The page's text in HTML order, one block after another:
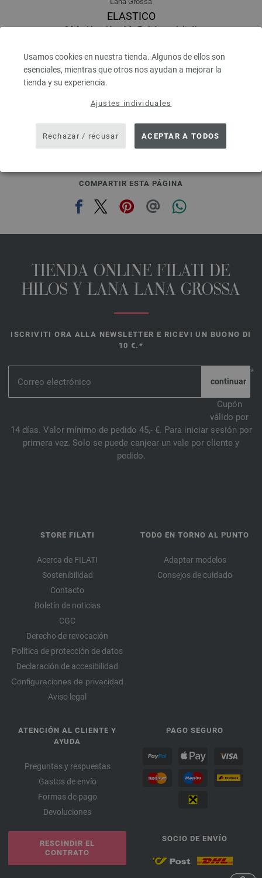
Usamos cookies en nuestra tienda. Algunos de ellos son
esenciales, mientras que otros nos ayudan a mejorar la
tienda y su experiencia.
Ajustes individuales
Rechazar / recusar ACEPTAR A TODOS
ELASTICO
96 % Algodón, 4 % Poliéster (elité)
Grosor de las agujas: 3,5 - 4,5
4,16 €
IVA no incluido, más gastos de envío, Precio base:
prev next
COMPARTIR ESTA PÁGINA
TIENDA ONLINE FILATI DE
HILOS Y LANA LANA GROSSA
ISCRIVITI ORA ALLA NEWSLETTER E RICEVI UN BUONO DI
10 €.*
*
Cupón
válido por
14 días. Valor mínimo de pedido 45,- €. Para iniciar sesión por
primera vez. Solo se puede canjear un vale por cliente y
pedido.
STORE FILATI
Acerca de FILATI
Sostenibilidad
Contacto
Boletín de noticias
CGC
Derecho de revocación
Política de protección de datos
Declaración de accesibilidad
Configuraciones de privacidad
Aviso legal
TODO EN TORNO AL PUNTO
Adaptar modelos
Consejos de cuidado
ATENCIÓN AL CLIENTE Y
AYUDA
Preguntas y respuestas
Gastos de envío
Formas de pago
Devoluciones
RESCINDIR EL
CONTRATO
PAGO SEGURO
SOCIO DE ENVÍO